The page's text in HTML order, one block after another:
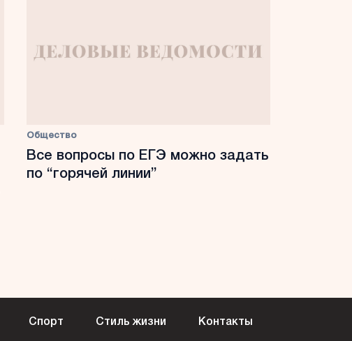
Общество
Все вопросы по ЕГЭ можно задать
по “горячей линии”
Спорт Стиль жизни Контакты